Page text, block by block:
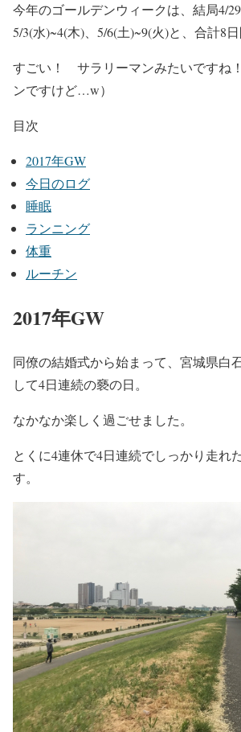
今年のゴールデンウィークは、結局4/
5/3(水)~4(木)、5/6(土)~9(火)と、合計8
すごい！ サラリーマンみたいですね
ンですけど…w）
目次
2017年GW
今日のログ
睡眠
ランニング
体重
ルーチン
2017年GW
同僚の結婚式から始まって、宮城県白
して4日連続の褻の日。
なかなか楽しく過ごせました。
とくに4連休で4日連続でしっかり走れ
す。